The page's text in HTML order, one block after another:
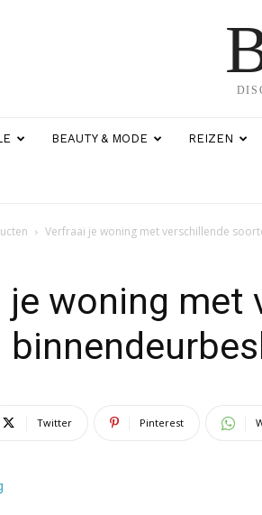
BEAUTY & MODE REIZEN
Verfraai je woning met verschillende
je woning met
Twitter Pinterest